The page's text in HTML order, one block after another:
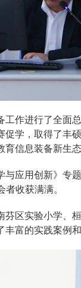
工作进行了全面
促学，取得了丰
育信息装备新生
与应用创新》专
者收获满满。
芬区实验小学、
丰富的实践案例